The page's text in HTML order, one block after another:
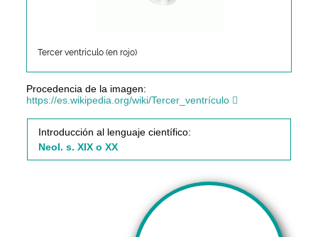
Tercer ventrículo (en rojo)
Procedencia de la imagen:
https://es.wikipedia.org/wiki/Tercer_ventrículo
Introducción al lenguaje científico:
Neol. s. XIX o XX